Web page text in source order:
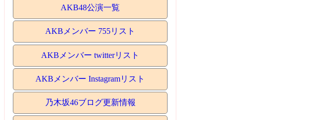
AKB48公演一覧
AKBメンバー 755リスト
AKBメンバー twitterリスト
AKBメンバー Instagramリスト
乃木坂46ブログ更新情報